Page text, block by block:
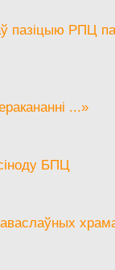
пазіцыю РПЦ
...»
БПЦ